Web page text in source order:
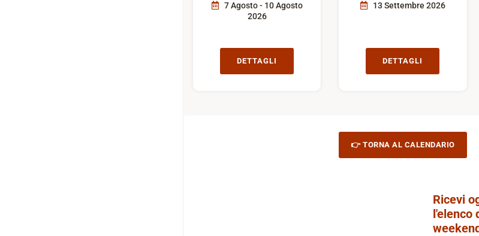
7 Agosto - 10 Agosto
2026
DETTAGLI
13 Settembre 2026
DETTAGLI
👉 TORNA AL CALENDARIO
Ricevi
l'elenco